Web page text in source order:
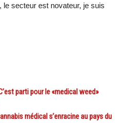
secteur est novateur, je suis
parti pour le «medical weed»
médical s’enracine au pays du